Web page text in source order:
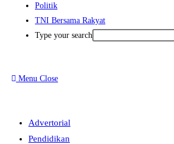
Politik
TNI Bersama Rakyat
Type your search
Menu Close
Advertorial
Pendidikan